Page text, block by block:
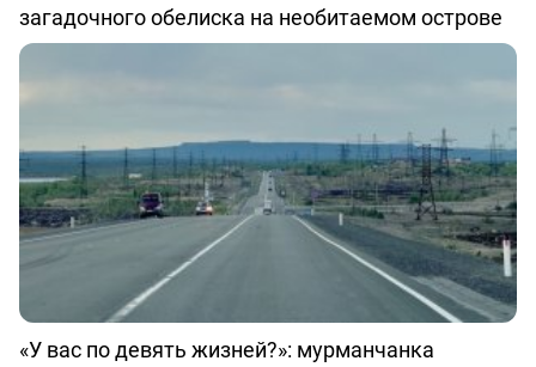
загадочного обелиска на необитаемом острове
«У вас по девять жизней?»: мурманчанка